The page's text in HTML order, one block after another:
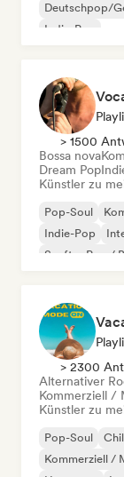
Deutschpop/
Indie-Pop
> 1500
Bossa nova
Dream Pop
Künstler zu
Pop-Soul
Indie-Pop
Sanfter Pop /
> 2300
Alternativer
Kommerziell /
Künstler zu
Pop-Soul
Kommerziell /